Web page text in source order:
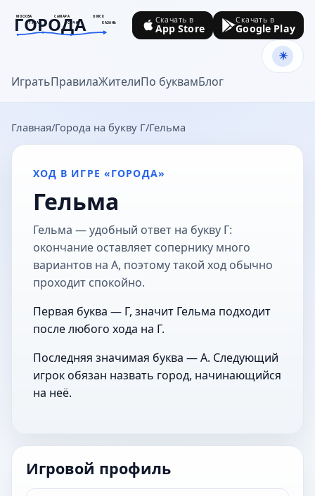
МОСКВА САМАРА
ОМСК
ТУЛА
СОЧИ КАЗАНЬ
ГОРОДА
goroda-na.ru
ИгратьПравилаЖителиПо буквамБлог
Скачать в
App Store
Скачать в
Google Play
Главная Города на букву Г Гельма
ХОД В ИГРЕ «ГОРОДА»
Гельма
Гельма — удобный ответ на букву Г:
окончание оставляет сопернику много
вариантов на А, поэтому такой ход обычно
проходит спокойно.
Первая буква — Г, значит Гельма подходит
после любого хода на Г.
Последняя значимая буква — А. Следующий
игрок обязан назвать город, начинающийся
на неё.
Игровой профиль